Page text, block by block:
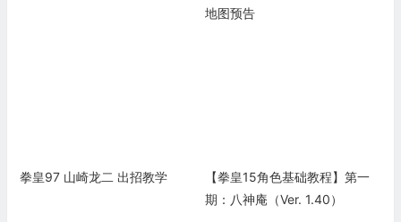
地图预告
拳皇97 山崎龙二 出招教学
【拳皇15角色基础教程】第一
期：八神庵（Ver. 1.40）